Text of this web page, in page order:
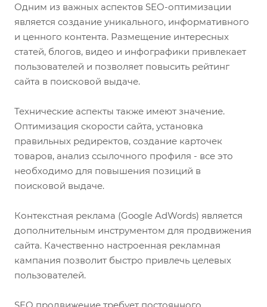
Одним из важных аспектов SEO-оптимизации
является создание уникального, информативного
и ценного контента. Размещение интересных
статей, блогов, видео и инфографики привлекает
пользователей и позволяет повысить рейтинг
сайта в поисковой выдаче.
Технические аспекты также имеют значение.
Оптимизация скорости сайта, установка
правильных редиректов, создание карточек
товаров, анализ ссылочного профиля - все это
необходимо для повышения позиций в
поисковой выдаче.
Контекстная реклама (Google AdWords) является
дополнительным инструментом для продвижения
сайта. Качественно настроенная рекламная
кампания позволит быстро привлечь целевых
пользователей.
SEO продвижение требует постоянного